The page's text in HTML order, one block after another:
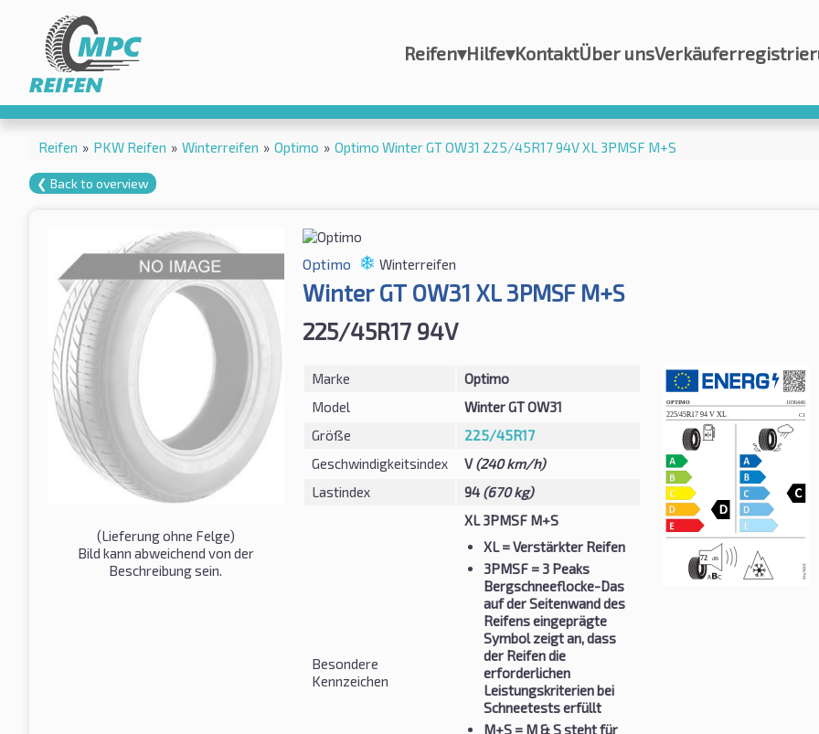
Reifen▾Hilfe▾KontaktÜber uns
Reifen » PKW Reifen » Winterreifen » Optimo » Optimo Winter GT OW31 225/45R17 94V XL 3PMSF M+S
❮ Back to overview
(Lieferung ohne Felge)
Bild kann abweichend von der
Beschreibung sein.
Optimo Winterreifen
Winter GT OW31 XL 3PMSF M+S
225/45R17 94V
Marke
Optimo
Model
Winter GT OW31
Größe
225/45R17
Geschwindigkeitsindex
V(240 km/h)
Lastindex
94 (670 kg)
Besondere
Kennzeichen
XL 3PMSF M+S
XL= Verstärkter Reifen
3PMSF= 3 Peaks
Bergschneeflocke-Das
auf der Seitenwand des
Reifens eingeprägte
Symbol zeigt an, dass
der Reifen die
erforderlichen
Leistungskriterien bei
Schneetests erfüllt
M+S= M & S steht für